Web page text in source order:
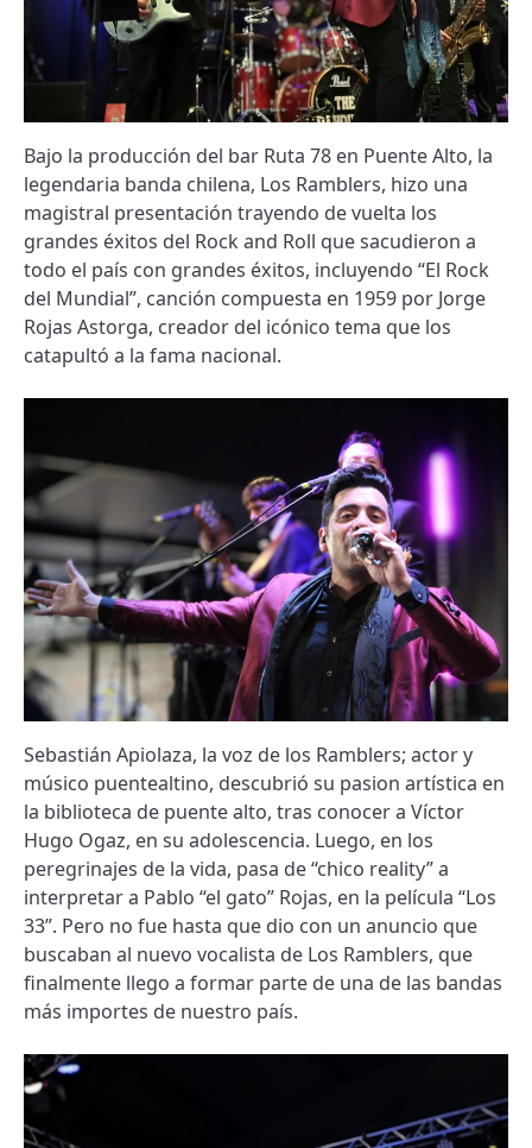
Bajo la producción del bar Ruta 78 en Puente Alto, la
legendaria banda chilena, Los Ramblers, hizo una
magistral presentación trayendo de vuelta los
grandes éxitos del Rock and Roll que sacudieron a
todo el país con grandes éxitos, incluyendo “El Rock
del Mundial”, canción compuesta en 1959 por Jorge
Rojas Astorga, creador del icónico tema que los
catapultó a la fama nacional.
Sebastián Apiolaza, la voz de los Ramblers; actor y
músico puentealtino, descubrió su pasion artística en
la biblioteca de puente alto, tras conocer a Víctor
Hugo Ogaz, en su adolescencia. Luego, en los
peregrinajes de la vida, pasa de “chico reality” a
interpretar a Pablo “el gato” Rojas, en la película “Los
33”. Pero no fue hasta que dio con un anuncio que
buscaban al nuevo vocalista de Los Ramblers, que
finalmente llego a formar parte de una de las bandas
más importes de nuestro país.